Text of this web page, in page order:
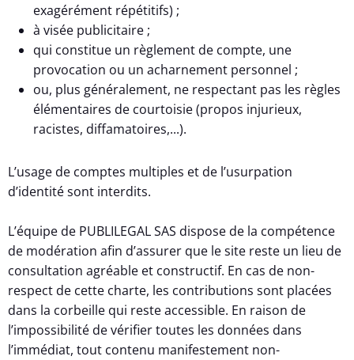
exagérément répétitifs) ;
à visée publicitaire ;
qui constitue un règlement de compte, une
provocation ou un acharnement personnel ;
ou, plus généralement, ne respectant pas les règles
élémentaires de courtoisie (propos injurieux,
racistes, diffamatoires,...).
L’usage de comptes multiples et de l’usurpation
d’identité sont interdits.
L’équipe de PUBLILEGAL SAS dispose de la compétence
de modération afin d’assurer que le site reste un lieu de
consultation agréable et constructif. En cas de non-
respect de cette charte, les contributions sont placées
dans la corbeille qui reste accessible. En raison de
l’impossibilité de vérifier toutes les données dans
l’immédiat, tout contenu manifestement non-